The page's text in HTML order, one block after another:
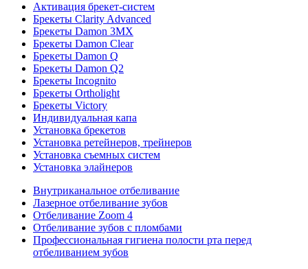
Активация брекет-систем
Брекеты Clarity Advanced
Брекеты Damon 3MX
Брекеты Damon Clear
Брекеты Damon Q
Брекеты Damon Q2
Брекеты Incognito
Брекеты Ortholight
Брекеты Victory
Индивидуальная капа
Установка брекетов
Установка ретейнеров, трейнеров
Установка съемных систем
Установка элайнеров
Внутриканальное отбеливание
Лазерное отбеливание зубов
Отбеливание Zoom 4
Отбеливание зубов с пломбами
Профессиональная гигиена полости рта перед
отбеливанием зубов